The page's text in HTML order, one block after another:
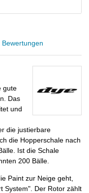
Bewertungen
gute
Das
und
die justierbare
die Hopperschale nach
Ist die Schale
200 Bälle.
Paint zur Neige geht,
System". Der Rotor zählt